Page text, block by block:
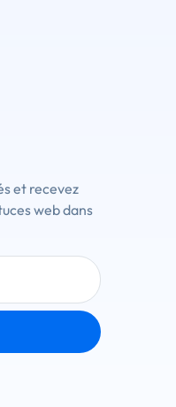
et recevez
web dans